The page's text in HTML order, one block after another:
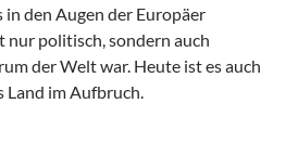
in den Augen der Europäer
nur politisch, sondern auch
der Welt war. Heute ist es auch
Land im Aufbruch.
in einem Land im Aufbruch